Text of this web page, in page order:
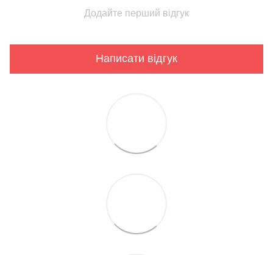
Додайте перший відгук
Написати відгук